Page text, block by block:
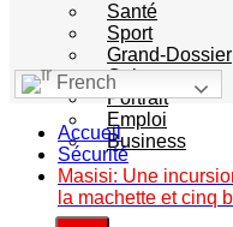
Santé
Sport
Grand-Dossier
Culture
Portrait
Emploi
Business
French
Accueil
Sécurité
Masisi: Une
la machette et cinq